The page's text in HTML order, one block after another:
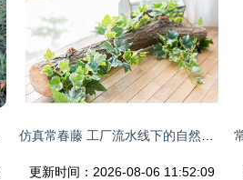
更新时间：2026-08-06 11:52:09